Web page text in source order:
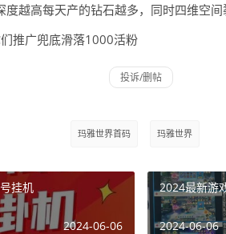
度越高每天产的钻石越多，同时四维空
推广兜底滑落1000活粉
玛雅世界首码 玛雅世界
挂机
2024-06-06
2024最新游
2024-06-06